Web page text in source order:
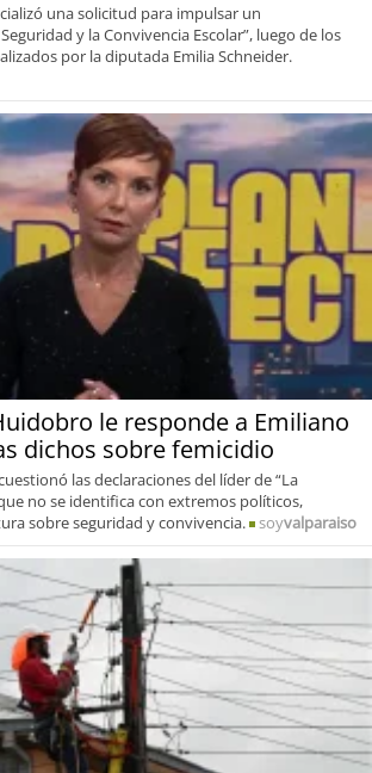
una solicitud para impulsar un
y la Convivencia Escolar”, luego de los
por la diputada Emilia Schneider.
le responde a Emiliano
dichos sobre femicidio
las declaraciones del líder de “La
no se identifica con extremos políticos,
sobre seguridad y convivencia.
soyvalparaiso